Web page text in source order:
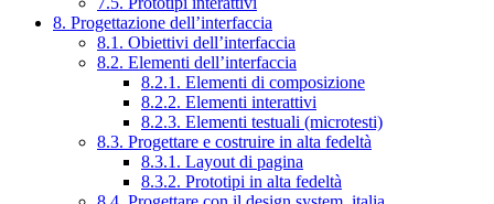
8. Progettazione dell’interfaccia
8.1. Obiettivi dell’interfaccia
8.2. Elementi dell’interfaccia
8.2.1. Elementi di composizione
8.2.2. Elementi interattivi
8.2.3. Elementi testuali (microtesti)
8.3. Progettare e costruire in alta fedeltà
8.3.1. Layout di pagina
8.3.2. Prototipi in alta fedeltà